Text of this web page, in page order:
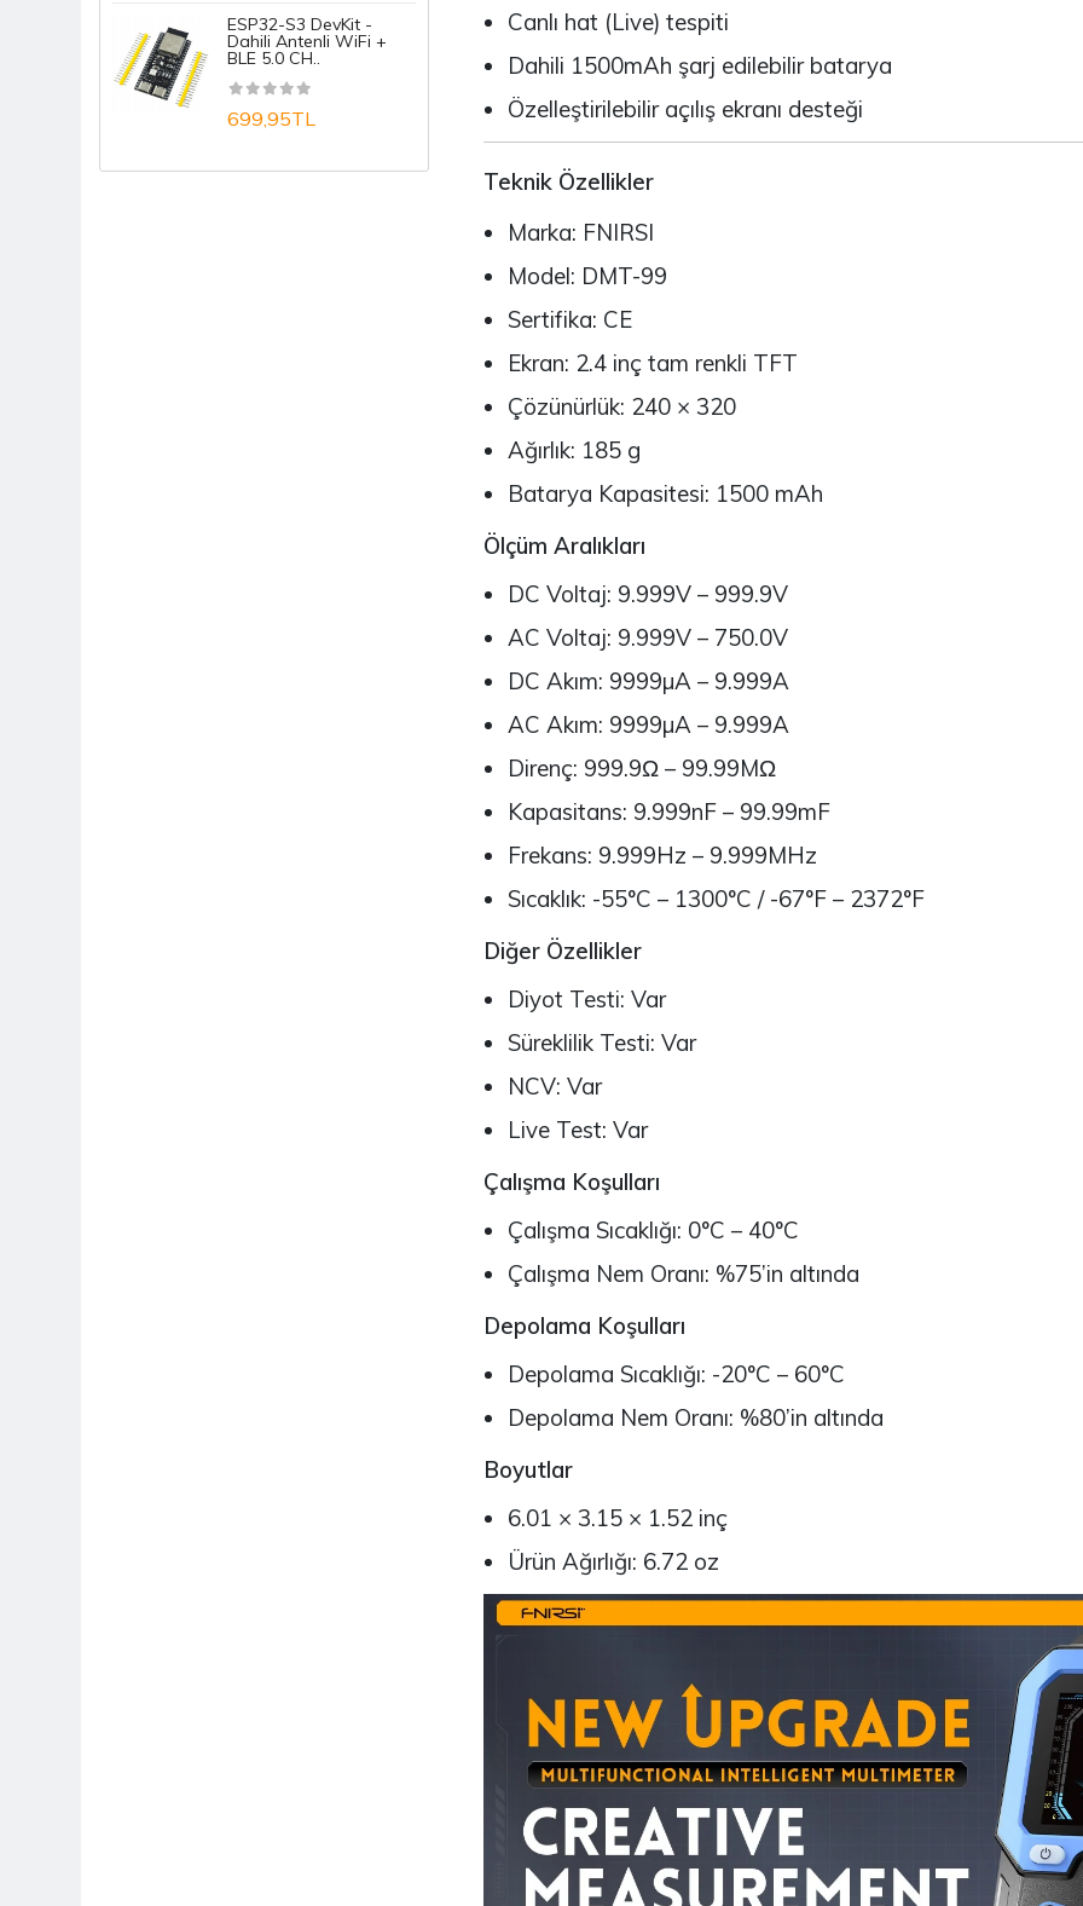
ESP32-S3 DevKit -
Dahili Antenli WiFi +
BLE 5.0 CH..
699,95TL
12.739,73TL
Canlı hat (Live) tespiti
Dahili 1500mAh şarj edilebilir batarya
Özelleştirilebilir açılış ekranı desteği
Teknik Özellikler
Marka: FNIRSI
Model: DMT-99
Sertifika: CE
Ekran: 2.4 inç tam renkli TFT
Çözünürlük: 240 × 320
Ağırlık: 185 g
Batarya Kapasitesi: 1500 mAh
Ölçüm Aralıkları
DC Voltaj: 9.999V – 999.9V
AC Voltaj: 9.999V – 750.0V
DC Akım: 9999µA – 9.999A
AC Akım: 9999µA – 9.999A
Direnç: 999.9Ω – 99.99MΩ
Kapasitans: 9.999nF – 99.99mF
Frekans: 9.999Hz – 9.999MHz
Sıcaklık: -55°C – 1300°C / -67°F – 2372°F
Diğer Özellikler
Diyot Testi: Var
Süreklilik Testi: Var
NCV: Var
Live Test: Var
Çalışma Koşulları
Çalışma Sıcaklığı: 0°C – 40°C
Çalışma Nem Oranı: %75’in altında
Depolama Koşulları
Depolama Sıcaklığı: -20°C – 60°C
Depolama Nem Oranı: %80’in altında
Boyutlar
6.01 × 3.15 × 1.52 inç
Ürün Ağırlığı: 6.72 oz